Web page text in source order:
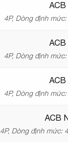
ACB
4P, Dòng định
ACB
4P, Dòng định
ACB
4P, Dòng định
ACB
4P, Dòng định mức: